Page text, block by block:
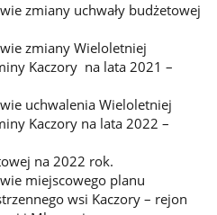
zmiany uchwały budżetowej
zmiany Wieloletniej
Kaczory na lata 2021 –
uchwalenia Wieloletniej
Kaczory na lata 2022 –
na 2022 rok.
miejscowego planu
wsi Kaczory – rejon